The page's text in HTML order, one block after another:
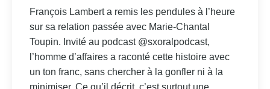
François Lambert a remis les pendules à l’heure
sur sa relation passée avec Marie-Chantal
Toupin. Invité au podcast @sxoralpodcast,
l’homme d’affaires a raconté cette histoire avec
un ton franc, sans chercher à la gonfler ni à la
minimiser. Ce qu’il décrit, c’est surtout une